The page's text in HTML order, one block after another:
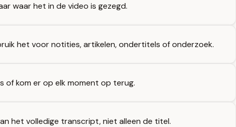
waar het in de video is gezegd.
het voor notities, artikelen, ondertitels of onderzoek.
of kom er op elk moment op terug.
het volledige transcript, niet alleen de titel.